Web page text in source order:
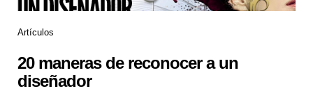
Artículos
20 maneras de reconocer a un
diseñador